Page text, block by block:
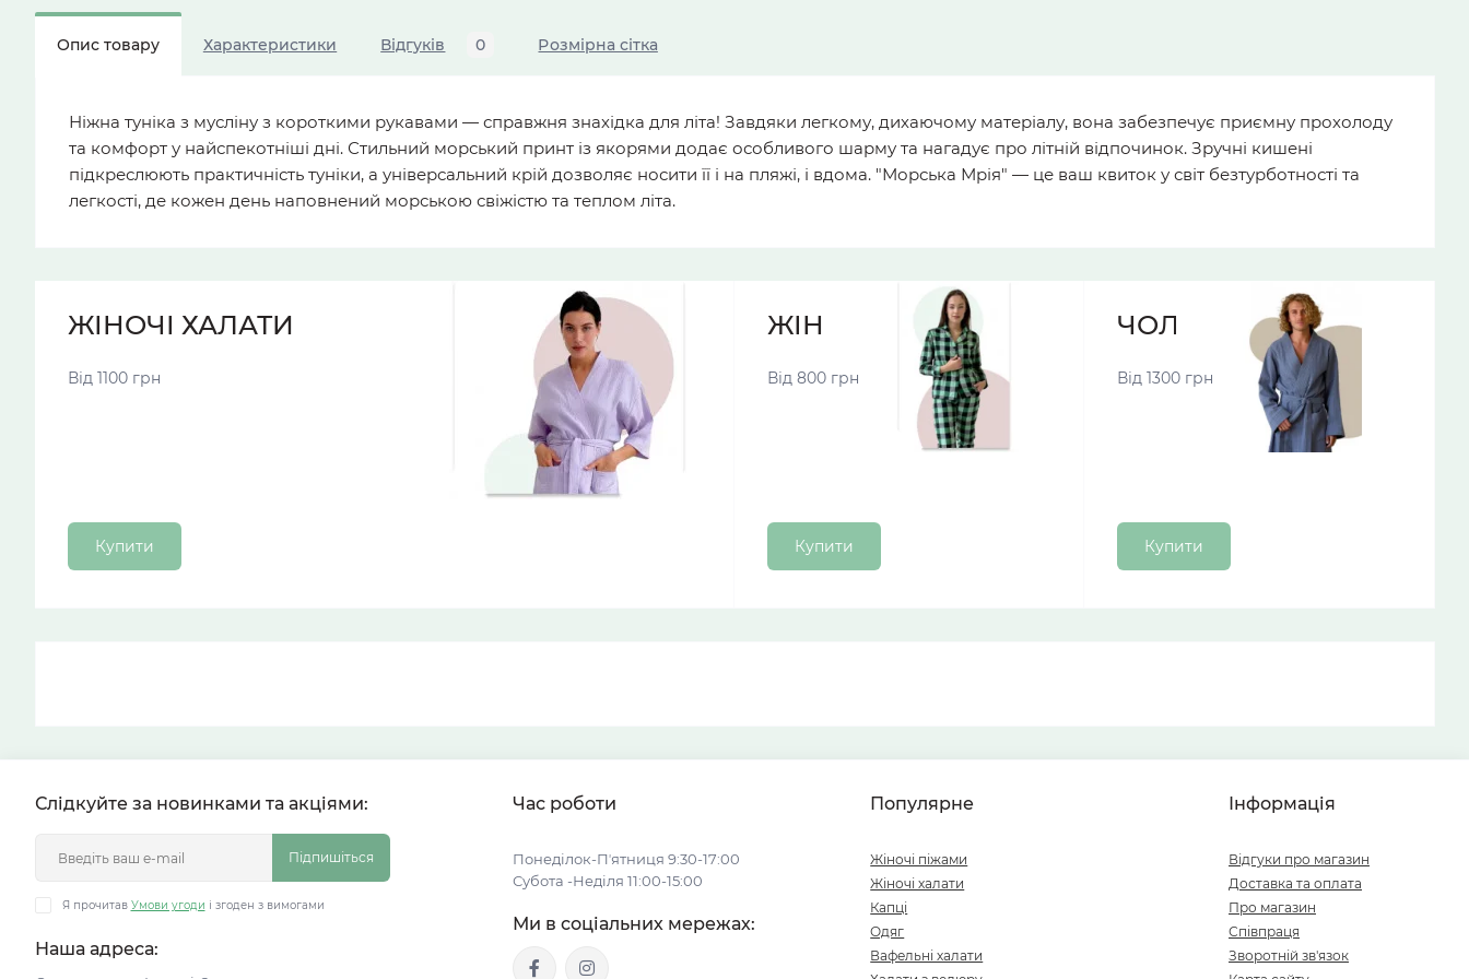
Опис товару Характеристики Відгуків 0 Розмірна сітка
Ніжна туніка з мусліну з короткими рукавами — справжня знахідка для літа! Завдяки легкому, дихаючому матеріалу, вона забезпечує приємну прохолоду
та комфорт у найспекотніші дні. Стильний морський принт із якорями додає особливого шарму та нагадує про літній відпочинок. Зручні кишені
підкреслюють практичність туніки, а універсальний крій дозволяє носити її і на пляжі, і вдома. "Морська Мрія" — це ваш квиток у світ безтурботності та
легкості, де кожен день наповнений морською свіжістю та теплом літа.
ЖІНОЧІ ХАЛАТИ
Від 1100 грн
Купити
ЖІНОЧІ ПІЖАМИ
Від 800 грн
Купити
ЧОЛОВІЧІ ХАЛАТИ
Від 1300 грн
Купити
Слідкуйте за новинками та акціями:
Підпишіться
Я прочитав Умови угоди і згоден з вимогами
Наша адреса:
Час роботи
Понеділок-Пʼятниця 9:30-17:00
Субота -Неділя 11:00-15:00
Ми в соціальних мережах:
Популярне
Жіночі піжами
Жіночі халати
Капці
Одяг
Вафельні халати
Інформація
Відгуки про магазин
Доставка та оплата
Про магазин
Співпраця
Зворотній зв'язок